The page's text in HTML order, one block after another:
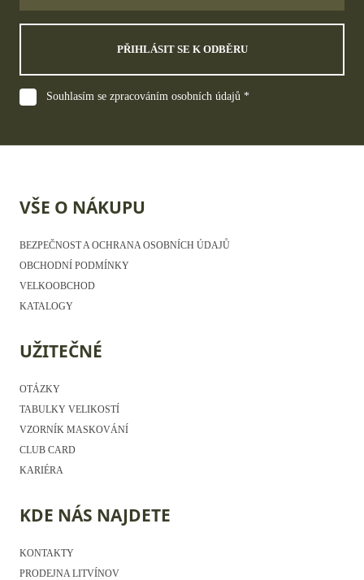
PŘIHLÁSIT SE K ODBĚRU
Souhlasím se zpracováním osobních údajů *
VŠE O NÁKUPU
BEZPEČNOST A OCHRANA OSOBNÍCH ÚDAJŮ
OBCHODNÍ PODMÍNKY
VELKOOBCHOD
KATALOGY
UŽITEČNÉ
OTÁZKY
TABULKY VELIKOSTÍ
VZORNÍK MASKOVÁNÍ
CLUB CARD
KARIÉRA
KDE NÁS NAJDETE
KONTAKTY
PRODEJNA LITVÍNOV